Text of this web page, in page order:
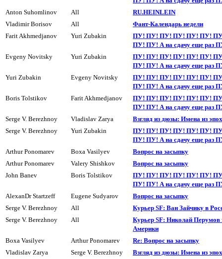
Anton Suhomlinov
All
RU.HEINLEIN
Vladimir Borisov
All
Фант-Календарь недели
Farit Akhmedjanov
Yuri Zubakin
ПУ! ПУ! ПУ! ПУ! ПУ! ПУ!
ПУ! ПУ! А на сдачy еще раз
Evgeny Novitsky
Yuri Zubakin
ПУ! ПУ! ПУ! ПУ! ПУ! ПУ!
ПУ! ПУ! А на сдачy еще раз
Yuri Zubakin
Evgeny Novitsky
ПУ! ПУ! ПУ! ПУ! ПУ! ПУ!
ПУ! ПУ! А на сдачy еще раз
Boris Tolstikov
Farit Akhmedjanov
ПУ! ПУ! ПУ! ПУ! ПУ! ПУ!
ПУ! ПУ! А на сдачy еще раз
Serge V. Berezhnoy
Vladislav Zarya
Взгляд из дюзы: Имена из
Serge V. Berezhnoy
Yuri Zubakin
ПУ! ПУ! ПУ! ПУ! ПУ! ПУ!
ПУ! ПУ! А на сдачy еще раз
Arthur Ponomarev
Boxa Vasilyev
Вопpос на засыпкy
Arthur Ponomarev
Valery Shishkov
Вопpос на засыпкy
John Banev
Boris Tolstikov
ПУ! ПУ! ПУ! ПУ! ПУ! ПУ!
ПУ! ПУ! А на сдачy еще раз
AlexanDr Startzeff
Eugene Sudyarov
Вопpос на засыпкy
Serge V. Berezhnoy
All
Курьер SF: Ван Зайчику в
Serge V. Berezhnoy
All
Курьер SF: Николай Перумов
Америки
Boxa Vasilyev
Arthur Ponomarev
Re: Вопрос на засыпкy
Vladislav Zarya
Serge V. Berezhnoy
Взгляд из дюзы: Имена из